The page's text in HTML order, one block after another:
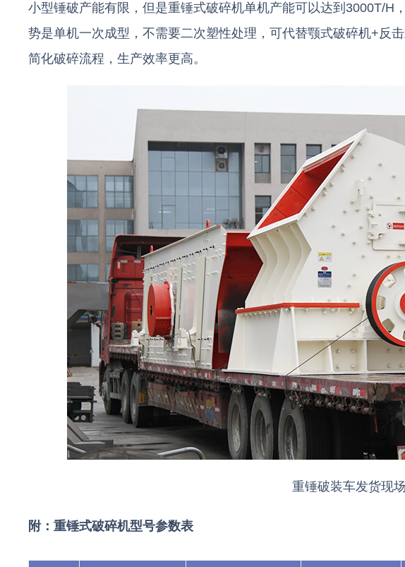
小型锤破产能有限，但是重锤式破碎机单机产能可以达到3000T/H
势是单机一次成型，不需要二次塑性处理，可代替颚式破碎机+反
简化破碎流程，生产效率更高。
重锤破装车发货现场
附：重锤式破碎机型号参数表